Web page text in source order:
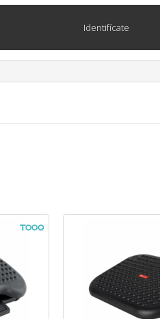
Identifícate